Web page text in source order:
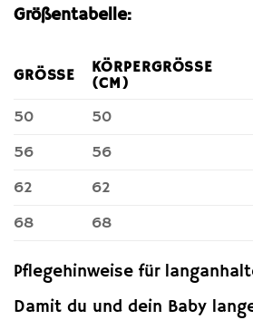
Größentabelle:
GRÖSSE
KÖRPERGRÖSSE (
CM)
50
50
56
56
62
62
68
68
Pflegehinweise für
Damit du und dein Baby